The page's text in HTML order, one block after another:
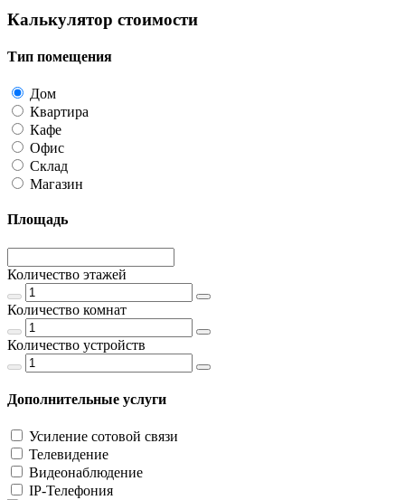
Калькулятор стоимости
Тип помещения
Дом
Квартира
Кафе
Офис
Склад
Магазин
Площадь
Количество этажей
Количество комнат
Количество устройств
Дополнительные услуги
Усиление сотовой связи
Телевидение
Видеонаблюдение
IP-Телефония